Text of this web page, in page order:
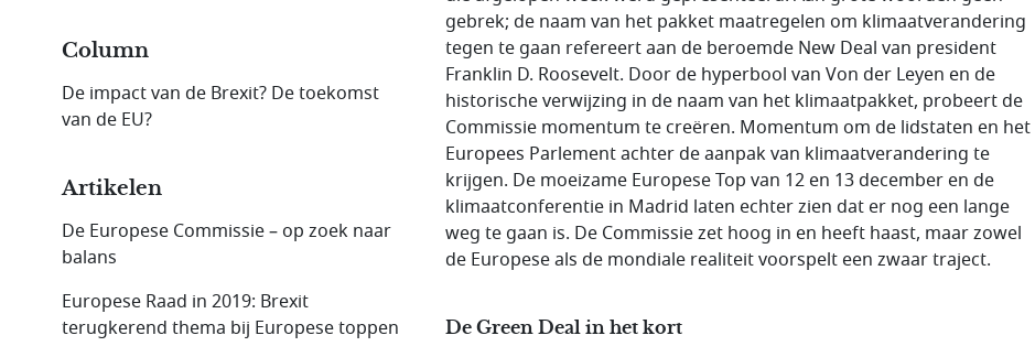
gebrek; de naam van het pakket maatregelen om klimaatverandering
tegen te gaan refereert aan de beroemde New Deal van president
Franklin D. Roosevelt. Door de hyperbool van Von der Leyen en de
historische verwijzing in de naam van het klimaatpakket, probeert de
Commissie momentum te creëren. Momentum om de lidstaten en het
Europees Parlement achter de aanpak van klimaatverandering te
krijgen. De moeizame Europese Top van 12 en 13 december en de
klimaatconferentie in Madrid laten echter zien dat er nog een lange
weg te gaan is. De Commissie zet hoog in en heeft haast, maar zowel
de Europese als de mondiale realiteit voorspelt een zwaar traject.
De Green Deal in het kort
Column
De impact van de Brexit? De toekomst
van de EU?
Artikelen
De Europese Commissie – op zoek naar
balans
Europese Raad in 2019: Brexit
terugkerend thema bij Europese toppen